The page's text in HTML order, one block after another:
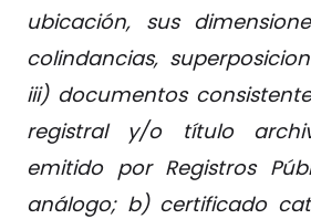
ubicación, sus
colindancias,
iii) documentos
registral y/o título
emitido por Registros
análogo; b) certificado